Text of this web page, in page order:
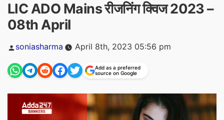
LIC ADO Mains रीजनिंग क्विज 2023 –
08th April
Posted
soniasharma April 8th, 2023 05:56 pm
Add as a preferred
source on Google